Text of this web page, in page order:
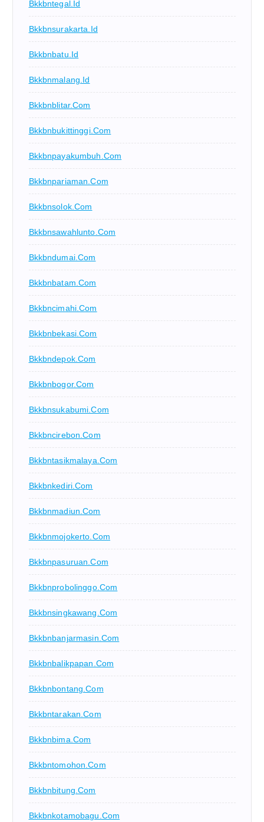
Bkkbntegal.id
Bkkbnsurakarta.id
Bkkbnbatu.id
Bkkbnmalang.id
Bkkbnblitar.com
Bkkbnbukittinggi.com
Bkkbnpayakumbuh.com
Bkkbnpariaman.com
Bkkbnsolok.com
Bkkbnsawahlunto.com
Bkkbndumai.com
Bkkbnbatam.com
Bkkbncimahi.com
Bkkbnbekasi.com
Bkkbndepok.com
Bkkbnbogor.com
Bkkbnsukabumi.com
Bkkbncirebon.com
Bkkbntasikmalaya.com
Bkkbnkediri.com
Bkkbnmadiun.com
Bkkbnmojokerto.com
Bkkbnpasuruan.com
Bkkbnprobolinggo.com
Bkkbnsingkawang.com
Bkkbnbanjarmasin.com
Bkkbnbalikpapan.com
Bkkbnbontang.com
Bkkbntarakan.com
Bkkbnbima.com
Bkkbntomohon.com
Bkkbnbitung.com
Bkkbnkotamobagu.com